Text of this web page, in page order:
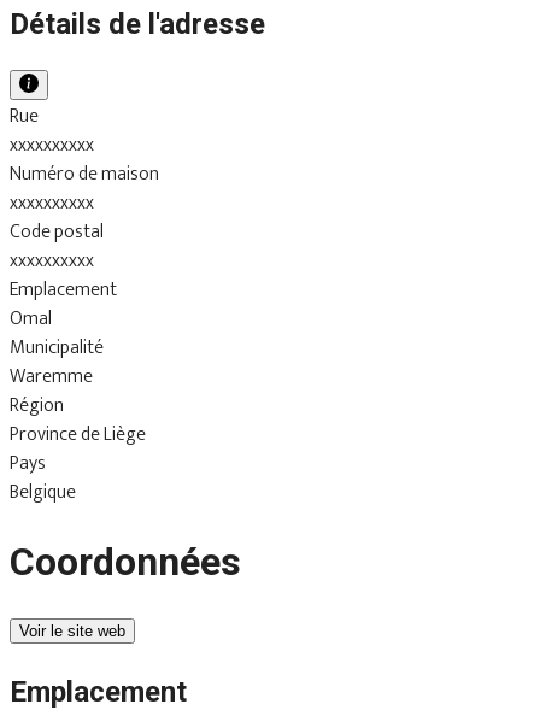
Détails de l'adresse
Rue
xxxxxxxxxx
Numéro de maison
xxxxxxxxxx
Code postal
xxxxxxxxxx
Emplacement
Omal
Municipalité
Waremme
Région
Province de Liège
Pays
Belgique
Coordonnées
Voir le site web
Emplacement